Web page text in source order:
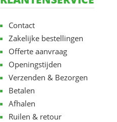
Contact
Zakelijke bestellingen
Offerte aanvraag
Openingstijden
Verzenden & Bezorgen
Betalen
Afhalen
Ruilen & retour